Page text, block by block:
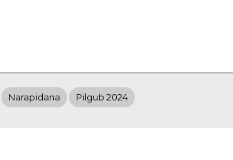
Narapidana Pilgub 2024